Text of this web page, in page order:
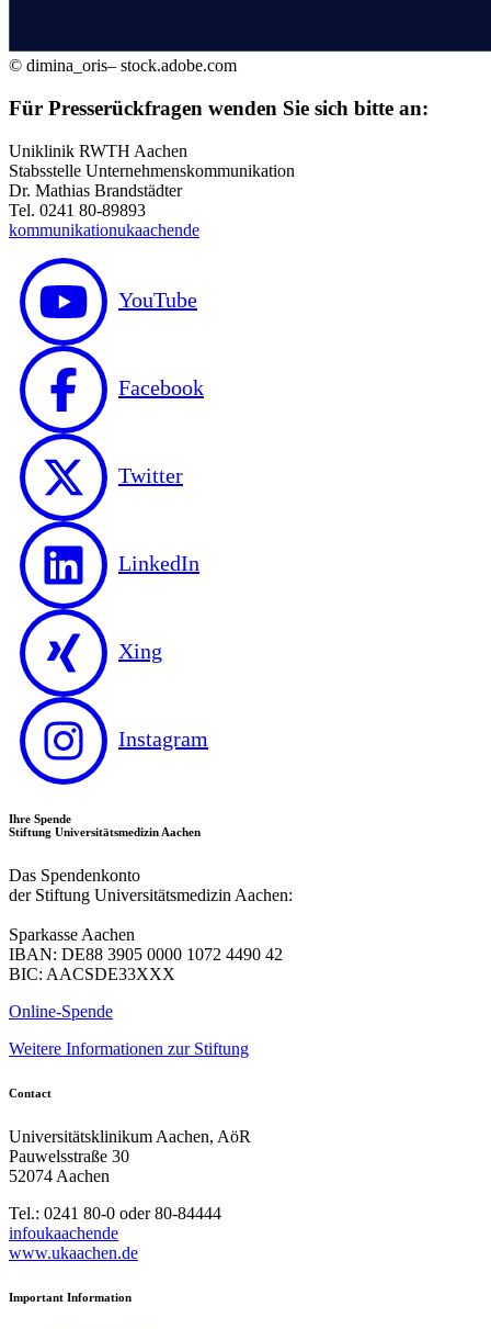
© dimina_oris– stock.adobe.com
Für Presserückfragen wenden Sie sich bitte an:
Uniklinik RWTH Aachen
Stabsstelle Unternehmenskommunikation
Dr. Mathias Brandstädter
Tel. 0241 80-89893
kommunikationukaachende
YouTube
Facebook
Twitter
LinkedIn
Xing
Instagram
Ihre Spende
Stiftung Universitätsmedizin Aachen
Das Spendenkonto
der Stiftung Universitätsmedizin Aachen:
Sparkasse Aachen
IBAN: DE88 3905 0000 1072 4490 42
BIC: AACSDE33XXX
Online-Spende
Weitere Informationen zur Stiftung
Contact
Universitätsklinikum Aachen, AöR
Pauwelsstraße 30
52074 Aachen
Tel.: 0241 80-0 oder 80-84444
infoukaachende
www.ukaachen.de
Important Information